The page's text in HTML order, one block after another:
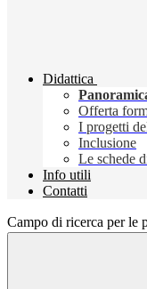
Didattica
Offerta
I progetti
Inclusione
Le schede
Info utili
Contatti
Campo di ricerca per le